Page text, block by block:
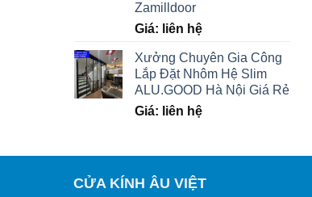
Zamilldoor
Giá: liên hệ
Xưởng Chuyên Gia Công
Lắp Đặt Nhôm Hệ Slim
ALU.GOOD Hà Nội Giá Rẻ
Giá: liên hệ
CỬA KÍNH ÂU VIỆT